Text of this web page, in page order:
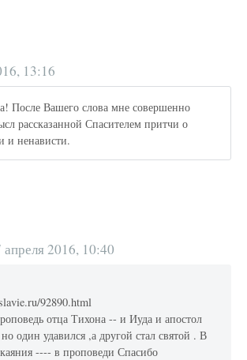
13:16
После Вашего слова мне совершенно
рассказанной Спасителем притчи о
и ненависти.
апреля 2016, 10:40
92890.html
отца Тихона -- и Иуда и апостол
один удавился ,а другой стал святой . В
---- в проповеди Спасибо